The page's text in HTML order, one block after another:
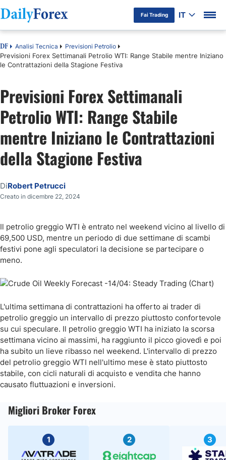
Fai Trading IT
DF Analisi Tecnica Previsioni Petrolio
Previsioni Forex Settimanali Petrolio WTI: Range Stabile mentre Iniziano
le Contrattazioni della Stagione Festiva
Previsioni Forex Settimanali
Petrolio WTI: Range Stabile
mentre Iniziano le Contrattazioni
della Stagione Festiva
DiRobert Petrucci
Creato in dicembre 22, 2024
Il petrolio greggio WTI è entrato nel weekend vicino al livello di
69,500 USD, mentre un periodo di due settimane di scambi
festivi pone agli speculatori la decisione se partecipare o
meno.
L'ultima settimana di contrattazioni ha offerto ai trader di
petrolio greggio un intervallo di prezzo piuttosto confortevole
su cui speculare. Il petrolio greggio WTI ha iniziato la scorsa
settimana vicino ai massimi, ha raggiunto il picco giovedì e poi
ha subito un lieve ribasso nel weekend. L'intervallo di prezzo
del petrolio greggio WTI nell'ultimo mese è stato piuttosto
stabile, con cicli naturali di acquisto e vendita che hanno
causato fluttuazioni e inversioni.
Migliori Broker Forex
1 2 3